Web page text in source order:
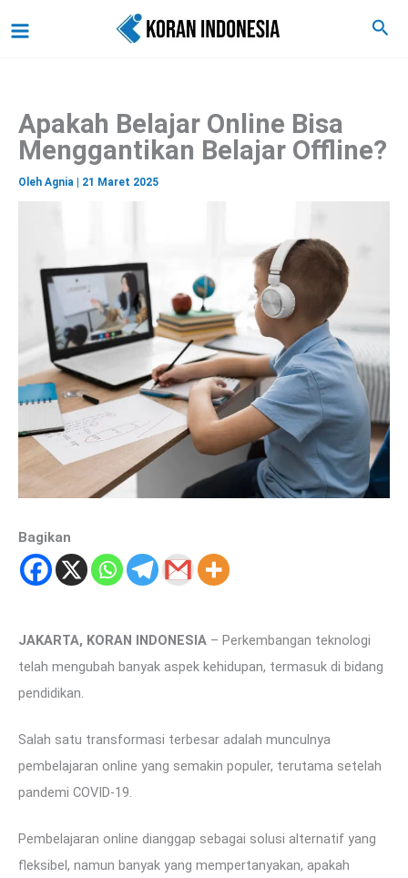
ke
Cari
Apakah Belajar Online Bisa
Menggantikan Belajar Offline?
Oleh Agnia 21 Maret 2025
Bagikan
JAKARTA, KORAN INDONESIA – Perkembangan teknologi
telah mengubah banyak aspek kehidupan, termasuk di bidang
pendidikan.
Salah satu transformasi terbesar adalah munculnya
pembelajaran online yang semakin populer, terutama setelah
pandemi COVID-19.
Pembelajaran online dianggap sebagai solusi alternatif yang
fleksibel, namun banyak yang mempertanyakan, apakah
a